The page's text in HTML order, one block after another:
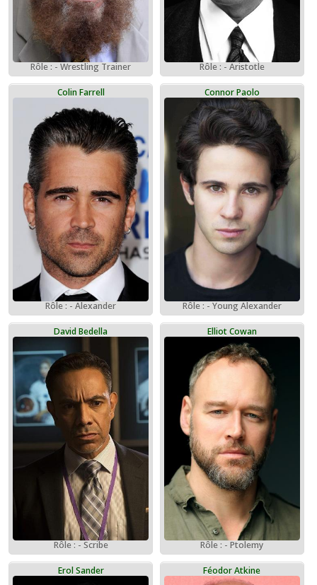
Rôle : - Wrestling Trainer Rôle : - Aristotle
Colin Farrell
Rôle : - Alexander
Connor Paolo
Rôle : - Young Alexander
David Bedella
Rôle : - Scribe
Elliot Cowan
Rôle : - Ptolemy
Erol Sander Féodor Atkine